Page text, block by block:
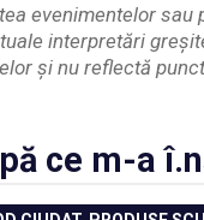
evenimentelor sau
interpretări
și nu reflectă
ce m-a